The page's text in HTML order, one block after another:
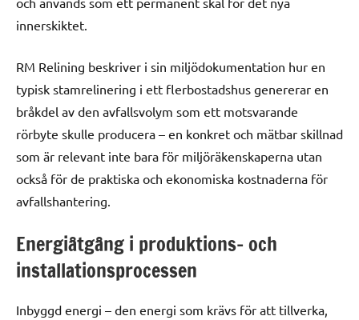
innerskiktet.
RM Relining beskriver i sin miljödokumentation hur en
typisk stamrelinering i ett flerbostadshus genererar en
bråkdel av den avfallsvolym som ett motsvarande
rörbyte skulle producera – en konkret och mätbar skillnad
som är relevant inte bara för miljöräkenskaperna utan
också för de praktiska och ekonomiska kostnaderna för
avfallshantering.
Energiåtgång i produktions- och
installationsprocessen
Inbyggd energi – den energi som krävs för att tillverka,